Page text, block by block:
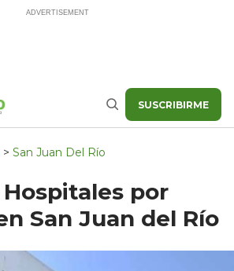
Buscar SUSCRIBIRME
> San Juan Del Río
Hospitales por
San Juan del Río